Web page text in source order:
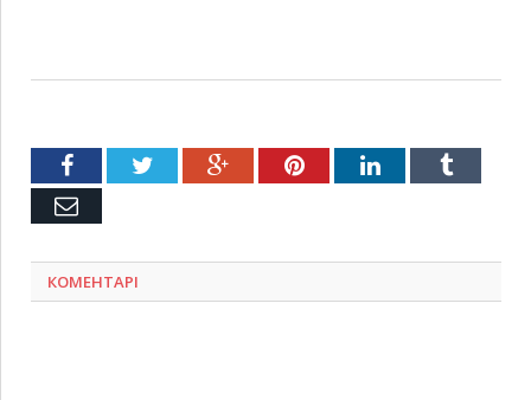
FacebookTwitter Google+PinterestLinkedInTumblr
Емейл
КОМЕНТАРІ